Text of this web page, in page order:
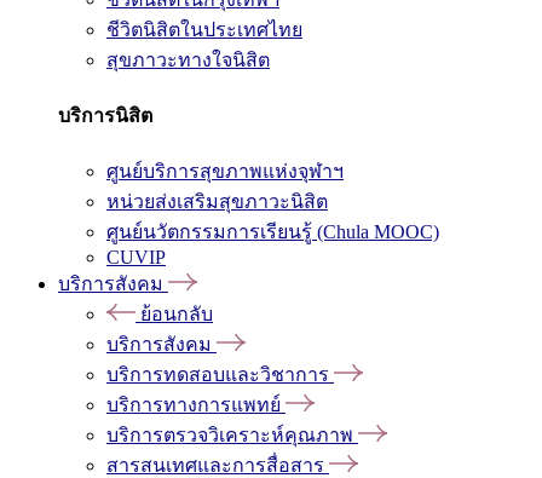
ชีวิตนิสิตในประเทศไทย
สุขภาวะทางใจนิสิต
บริการนิสิต
ศูนย์บริการสุขภาพแห่งจุฬาฯ
หน่วยส่งเสริมสุขภาวะนิสิต
ศูนย์นวัตกรรมการเรียนรู้ (Chula MOOC)
CUVIP
บริการสังคม
ย้อนกลับ
บริการสังคม
บริการทดสอบและวิชาการ
บริการทางการแพทย์
บริการตรวจวิเคราะห์คุณภาพ
สารสนเทศและการสื่อสาร